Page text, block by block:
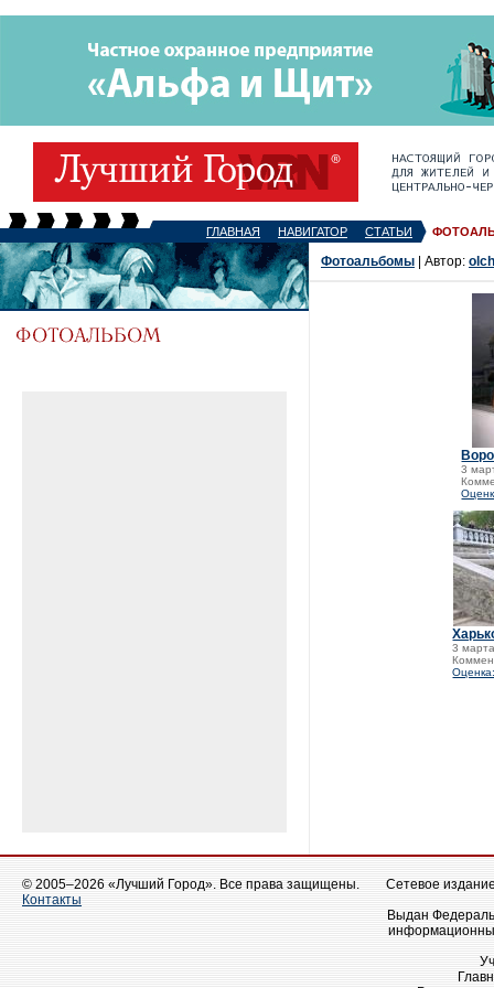
ГЛАВНАЯ НАВИГАТОР СТАТЬИ
Фотоальбомы | Автор:
3
3
© 2005–2026 «Лучший Город». Все права защищены.
Контакты
Сетевое
Выдан